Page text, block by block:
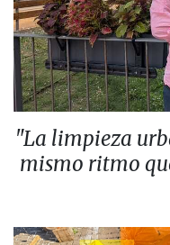
"La limpieza
mismo ritmo